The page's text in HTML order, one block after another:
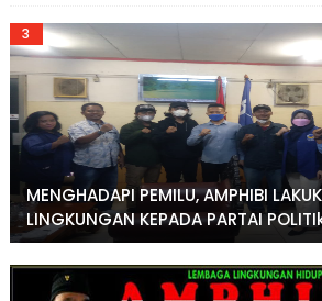
MENGHADAPI PEMILU, AMPHIBI
LINGKUNGAN KEPADA PARTAI